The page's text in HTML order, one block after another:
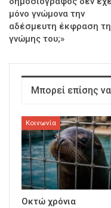
μόνο γνώμονα την
αδέσμευτη έκφραση
γνώμης του;»
Μπορεί επίσης
Κοινωνία
Οκτώ χρόνια